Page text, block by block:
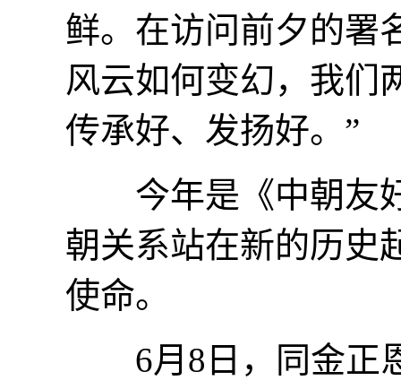
鲜。在访问前夕的署
风云如何变幻，我们
传承好、发扬好。”
今年是《中朝友好
朝关系站在新的历史
使命。
6月8日，同金正恩